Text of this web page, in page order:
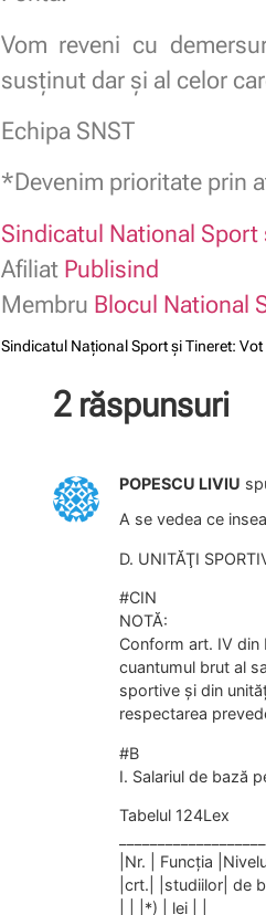
Vom reveni cu
susținut dar și al celor
Echipa SNST
*Devenim prioritate prin
Sindicatul National Sport
Afiliat Publisind
Membru Blocul National
Sindicatul Național Sport și Tineret:
2 răspunsuri
POPESCU LIVIU
A se vedea ce
D. UNITĂŢI
#CIN
NOTĂ:
Conform art. IV din
cuantumul brut al
sportive şi din
respectarea
#B
I. Salariul de bază
Tabelul 124Lex
|Nr. | Funcţia
|crt.| |studiilor| de
| | |*) | lei | |